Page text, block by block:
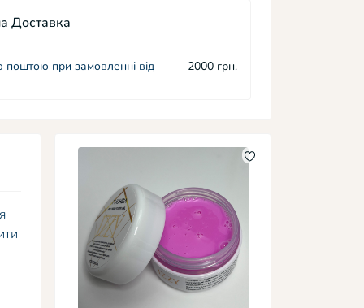
Доставка
при замовленні від 2000 грн.